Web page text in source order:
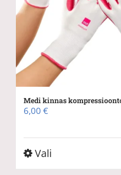
Medi kinnas
6,00 €
Vali